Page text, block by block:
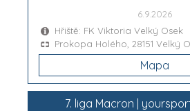
6.9.2026
Hřiště: FK Viktoria Velký Osek
Prokopa Holého, 28151 Velký
Mapa
7. liga Macron |